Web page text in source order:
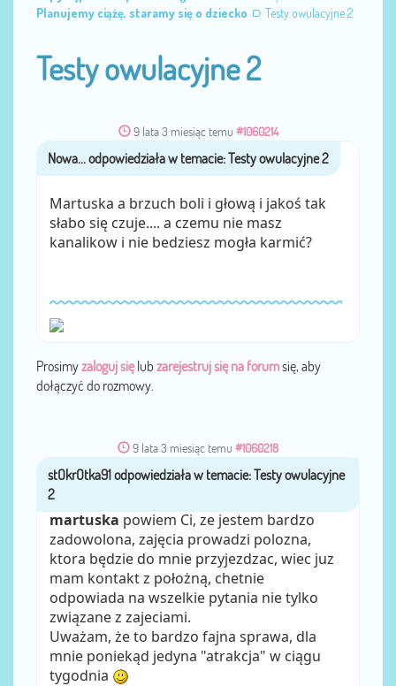
Planujemy ciążę, staramy się o dziecko
Testy owulacyjne 2
Testy owulacyjne 2
9 lata 3 miesiąc temu #1060214
przezNowa...
Martuska a brzuch boli i głową i jakoś tak
słabo się czuje.... a czemu nie masz
kanalikow i nie bedziesz mogła karmić?
Prosimyzaloguj sięlub zarejestruj się na forumsię, aby
dołączyć do rozmowy.
9 lata 3 miesiąc temu #1060218
przezstOkrOtka91
martuska powiem Ci, ze jestem bardzo
zadowolona, zajęcia prowadzi polozna,
ktora będzie do mnie przyjezdzac, wiec juz
mam kontakt z położną, chetnie
odpowiada na wszelkie pytania nie tylko
związane z zajeciami.
Uważam, że to bardzo fajna sprawa, dla
mnie poniekąd jedyna "atrakcja" w ciągu
tygodnia